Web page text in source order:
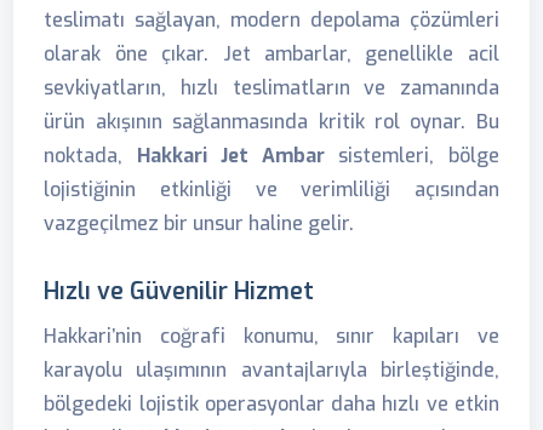
teslimatı sağlayan, modern depolama çözümleri
olarak öne çıkar. Jet ambarlar, genellikle acil
sevkiyatların, hızlı teslimatların ve zamanında
ürün akışının sağlanmasında kritik rol oynar. Bu
noktada, Hakkari Jet Ambar sistemleri, bölge
lojistiğinin etkinliği ve verimliliği açısından
vazgeçilmez bir unsur haline gelir.
Hızlı ve Güvenilir Hizmet
Hakkari’nin coğrafi konumu, sınır kapıları ve
karayolu ulaşımının avantajlarıyla birleştiğinde,
bölgedeki lojistik operasyonlar daha hızlı ve etkin